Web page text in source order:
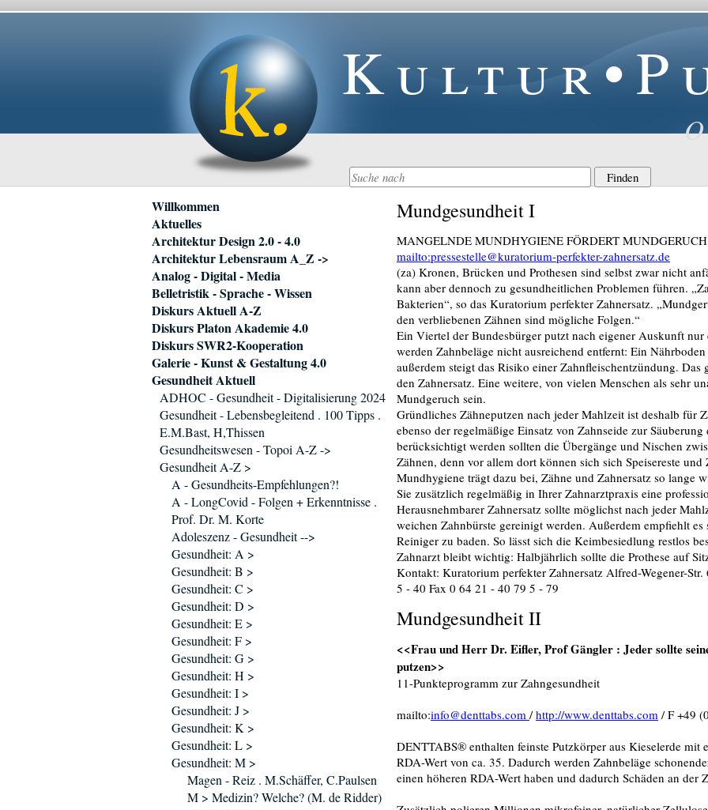
Mundgesundheit I
MANGELNDE MUNDHYGIENE FÖRDERT
mailto:pressestelle@kuratorium-perfekter-zahnersatz.de
(za) Kronen, Brücken und Prothesen sind selbst zwar nicht
kann aber dennoch zu gesundheitlichen Problemen führen.
Bakterien“, so das Kuratorium perfekter Zahnersatz.
den verbliebenen Zähnen sind mögliche Folgen.“
Ein Viertel der Bundesbürger putzt nach eigener Auskunft
werden Zahnbeläge nicht ausreichend entfernt: Ein
außerdem steigt das Risiko einer Zahnfleischentzündung. Das
den Zahnersatz. Eine weitere, von vielen Menschen als sehr
Mundgeruch sein.
Gründliches Zähneputzen nach jeder Mahlzeit ist deshalb für
ebenso der regelmäßige Einsatz von Zahnseide zur
berücksichtigt werden sollten die Übergänge und Nischen
Zähnen, denn vor allem dort können sich sich Speisereste und
Mundhygiene trägt dazu bei, Zähne und Zahnersatz so lange
Sie zusätzlich regelmäßig in Ihrer Zahnarztpraxis eine
Herausnehmbarer Zahnersatz sollte möglichst nach jeder
weichen Zahnbürste gereinigt werden. Außerdem empfiehlt
Reiniger zu baden. So lässt sich die Keimbesiedlung restlos
Zahnarzt bleibt wichtig: Halbjährlich sollte die Prothese auf
Kontakt: Kuratorium perfekter Zahnersatz Alfred-Wegener-
5 - 40 Fax 0 64 21 - 40 79 5 - 79
Mundgesundheit II
<<Frau und Herr Dr. Eifler, Prof Gängler : Jeder sollte
putzen>>
11-Punkteprogramm zur Zahngesundheit
mailto:info@denttabs.com /http://www.denttabs.com / F +49
DENTTABS® enthalten feinste Putzkörper aus Kieselerde mit
RDA-Wert von ca. 35. Dadurch werden Zahnbeläge
einen höheren RDA-Wert haben und dadurch Schäden an der
Navigation
überspringen
Willkommen
Aktuelles
Architektur Design 2.0 - 4.0
Architektur Lebensraum A_Z ->
Analog - Digital - Media
Belletristik - Sprache - Wissen
Diskurs Aktuell A-Z
Diskurs Platon Akademie 4.0
Diskurs SWR2-Kooperation
Galerie - Kunst & Gestaltung 4.0
Gesundheit Aktuell
ADHOC - Gesundheit - Digitalisierung 2024
Gesundheit - Lebensbegleitend . 100 Tipps .
E.M.Bast, H,Thissen
Gesundheitswesen - Topoi A-Z ->
Gesundheit A-Z >
A - Gesundheits-Empfehlungen?!
A - LongCovid - Folgen + Erkenntnisse .
Prof. Dr. M. Korte
Adoleszenz - Gesundheit -->
Gesundheit: A >
Gesundheit: B >
Gesundheit: C >
Gesundheit: D >
Gesundheit: E >
Gesundheit: F >
Gesundheit: G >
Gesundheit: H >
Gesundheit: I >
Gesundheit: J >
Gesundheit: K >
Gesundheit: L >
Gesundheit: M >
Magen - Reiz . M.Schäffer, C.Paulsen
M > Medizin? Welche? (M. de Ridder)